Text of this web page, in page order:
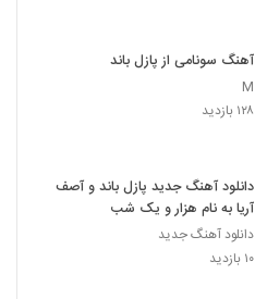
آهنگ سونامی از پازل باند
M
۱۲۸ بازدید
دانلود آهنگ جدید پازل باند و آصف
آریا به نام هزار و یک شب
دانلود آهنگ جدید
۱۰ بازدید